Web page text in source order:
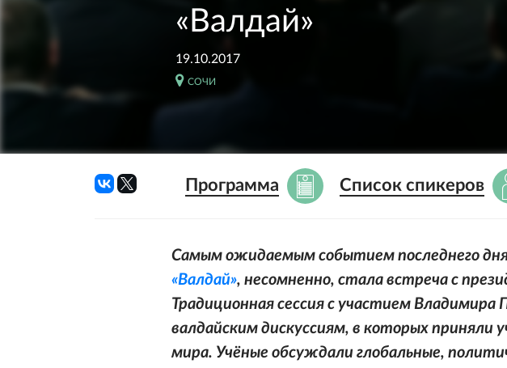
«Валдай»
19.10.2017
СОЧИ
Программа Список спикеров
Самым ожидаемым событием последнего
«Валдай», несомненно, стала встреча с
Традиционная сессия с участием
валдайским дискуссиям, в которых приняли
мира. Учёные обсуждали глобальные,